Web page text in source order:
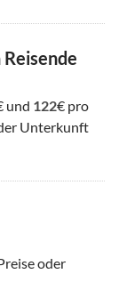
und 122€ pro
Unterkunft
oder